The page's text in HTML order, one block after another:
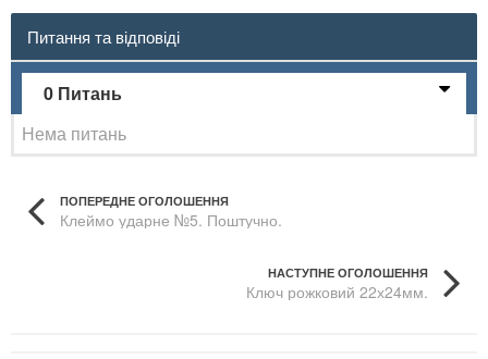
Питання та відповіді
0 Питань
Нема питань
ПОПЕРЕДНЕ ОГОЛОШЕННЯ
Клеймо ударне №5. Поштучно.
НАСТУПНЕ ОГОЛОШЕННЯ
Ключ рожковий 22х24мм.